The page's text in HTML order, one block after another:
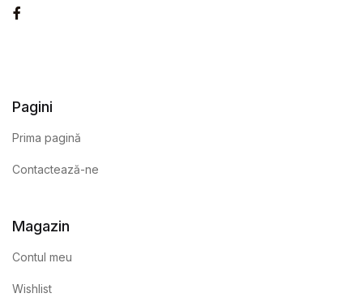
Pagini
Prima pagină
Contactează-ne
Magazin
Contul meu
Wishlist